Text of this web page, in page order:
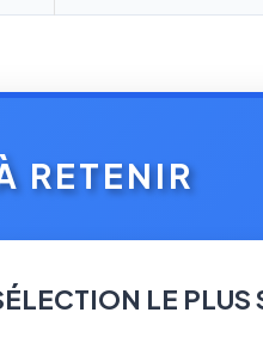
RETENIR
LE PLUS